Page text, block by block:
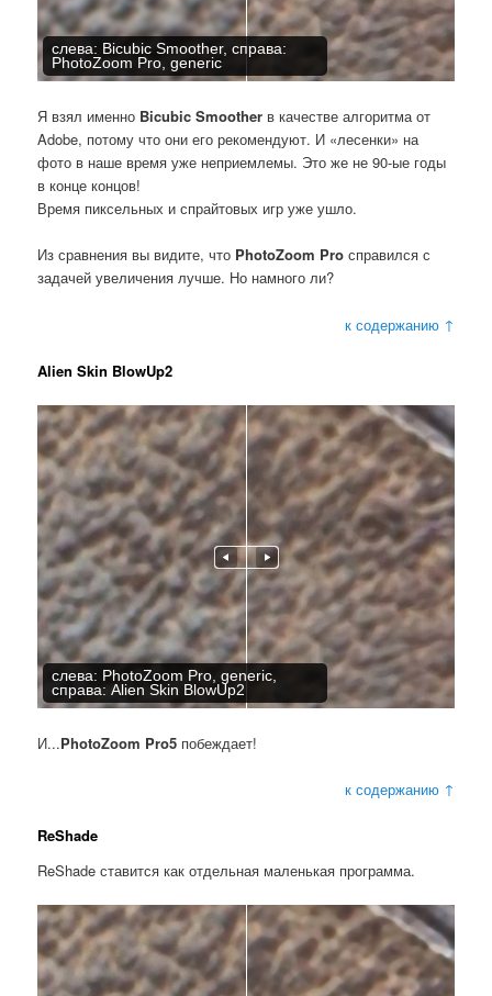
слева: Bicubic Smoother, справа:
PhotoZoom Pro, generic
Я взял именно Bicubic Smoother в качестве алгоритма от
Adobe, потому что они его рекомендуют. И «лесенки» на
фото в наше время уже неприемлемы. Это же не 90-ые годы
в конце концов!
Время пиксельных и спрайтовых игр уже ушло.
Из сравнения вы видите, что PhotoZoom Pro справился с
задачей увеличения лучше. Но намного ли?
к содержанию ↑
Alien Skin BlowUp2
слева: PhotoZoom Pro, generic,
справа: Alien Skin BlowUp2
И...PhotoZoom Pro5 побеждает!
к содержанию ↑
ReShade
ReShade ставится как отдельная маленькая программа.